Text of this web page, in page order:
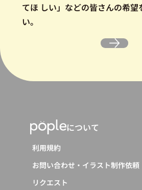
てほ しい」などの皆さんの希望
い。
について
利用規約
お問い合わせ・イラスト制作依頼
リクエスト